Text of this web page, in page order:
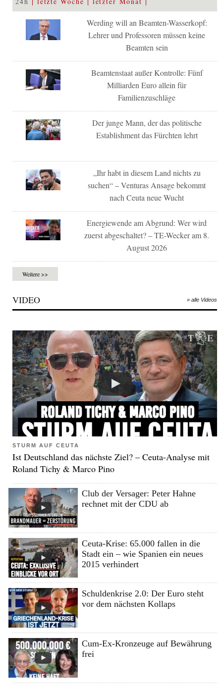
Werding will an Beamten-Wasserkopf:
Lehrer und Professoren müssen keine
Beamten sein
Beamtenstaat außer Kontrolle: Fünf
Milliarden Euro allein für
Familienzuschläge
Der junge Mann, der das politische
Establishment das Fürchten lehrt
„Ihr habt in diesem Land nichts zu
suchen“ – Venturas Ansage bekommt
nach Ceuta neue Wucht
Energiewende am Abgrund: Wer wird
zuerst abgeschaltet? – TE-Wecker am 8.
August 2026
Weitere >>
VIDEO » alle Videos
STURM AUF CEUTA
Ist Deutschland das nächste Ziel? – Ceuta-Analyse mit
Roland Tichy & Marco Pino
Club der Versager: Peter Hahne
rechnet mit der CDU ab
Ceuta-Krise: 65.000 fallen in die
Stadt ein – wie Spanien ein neues
2015 verhindert
Schuldenkrise 2.0: Der Euro steht
vor dem nächsten Kollaps
Cum-Ex-Kronzeuge auf Bewährung
frei